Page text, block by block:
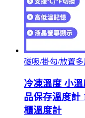
磁吸/掛勾/放置多
冷凍溫度 小
品保存溫度計
櫃溫度計